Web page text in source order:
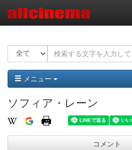
メニュー
ソフィア・レーン
コメント